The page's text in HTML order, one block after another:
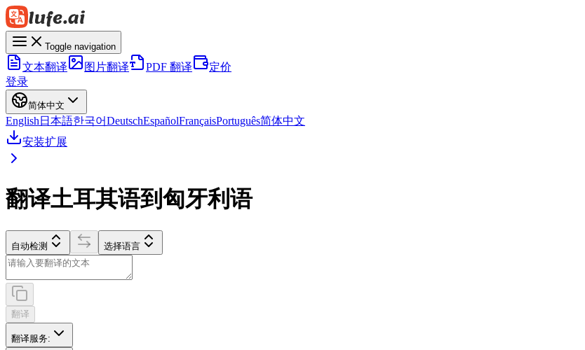
Toggle navigation
文本翻译 图片翻译 PDF 翻译
定价
登录
简体中文
English 日本語한국어DeutschEspañolFrançaisPortuguês简体中文
安装扩展
翻译土耳其语到匈牙利语
自动检测 选择语言
翻译
翻译服务: